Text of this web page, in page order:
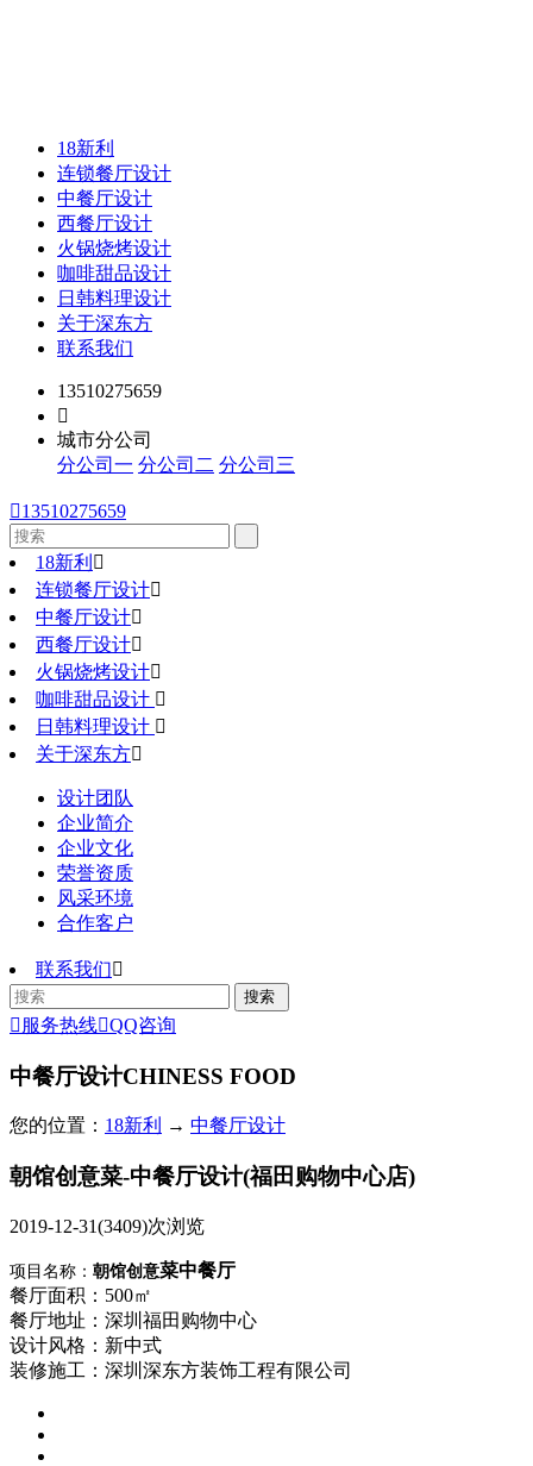
18新利
连锁餐厅设计
中餐厅设计
西餐厅设计
火锅烧烤设计
咖啡甜品设计
日韩料理设计
关于深东方
联系我们
13510275659

城市分公司
分公司一 分公司二 分公司三
13510275659
18新利 
连锁餐厅设计
中餐厅设计
西餐厅设计
火锅烧烤设计
咖啡甜品设计 
日韩料理设计 
关于深东方
设计团队
企业简介
企业文化
荣誉资质
风采环境
合作客户
联系我们
 服务热线QQ咨询
中餐厅设计CHINESS FOOD
您的位置： 18新利 → 中餐厅设计
朝馆创意菜-中餐厅设计(福田购物中心店)
2019-12-31(3409)次浏览
项目名称： 朝馆创意菜中餐厅
餐厅面积：500㎡
餐厅地址：深圳 福田购物中心
设计风格：新中式
装修施工：深圳 深东方装饰工程有限公司